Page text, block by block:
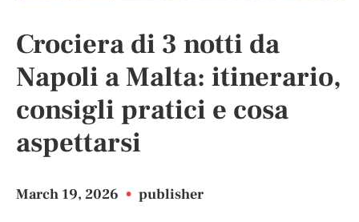
Crociera di 3 notti da
Napoli a Malta: itinerario,
consigli pratici e cosa
aspettarsi
March 19, 2026 • publisher